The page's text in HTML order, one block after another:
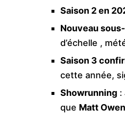
Saison 2 en
Nouveau
d’échelle ,
Saison 3
cette année,
Showrunning :
que Matt